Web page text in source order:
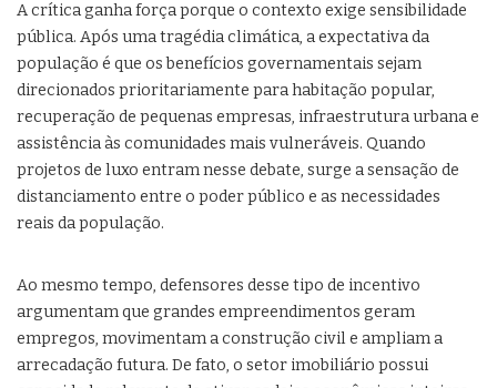
A crítica ganha força porque o contexto exige sensibilidade
pública. Após uma tragédia climática, a expectativa da
população é que os benefícios governamentais sejam
direcionados prioritariamente para habitação popular,
recuperação de pequenas empresas, infraestrutura urbana e
assistência às comunidades mais vulneráveis. Quando
projetos de luxo entram nesse debate, surge a sensação de
distanciamento entre o poder público e as necessidades
reais da população.
Ao mesmo tempo, defensores desse tipo de incentivo
argumentam que grandes empreendimentos geram
empregos, movimentam a construção civil e ampliam a
arrecadação futura. De fato, o setor imobiliário possui